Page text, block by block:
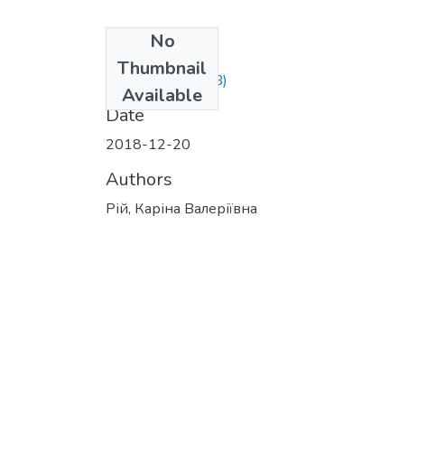
No
Thumbnail
Available
Рій.doc(272.5 KB)
Date
2018-12-20
Authors
Рій, Каріна Валеріївна